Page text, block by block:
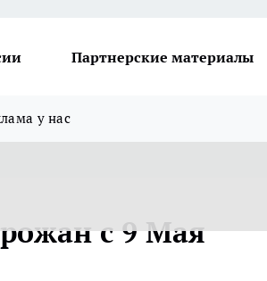
Партнерские материалы
у нас
с 9 Мая